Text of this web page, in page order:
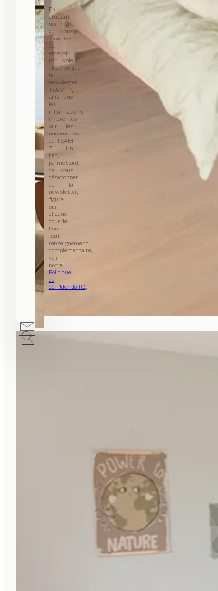
En
cliquant
sur « OK
», vous
acceptez
de
recevoir
par voie
électronique
la
newsletter
TEAM 7,
ainsi que
les
informations
inhérentes
sur les
nouveautés
de TEAM
7. Un
lien,
permettant
de vous
désabonner
de la
newsletter,
figure
sur
chaque
courriel.
Pour
tout
renseignement
complémentaire,
voir
notre
Politique
de
confidentialité.